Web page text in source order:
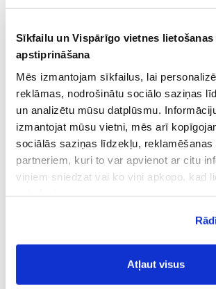
Sīkfailu un Vispārīgo vietnes
apstiprināšana
Mēs izmantojam sīkfailus, lai
reklāmas, nodrošinātu sociālo saziņas
un analizētu mūsu datplūsmu.
izmantojat mūsu vietni, mēs arī
sociālās saziņas līdzekļu, reklamēšanas
partneriem, kuri to var apvienot ar citu
viņiem sniedzat vai ko viņi apkopo, kad
Vispārīgiem vietnes lietošanas
noteikumiem(saīsināti - VVLN).
Atļaut visus